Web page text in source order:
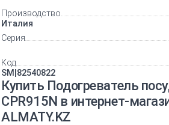
Производство
Италия
Серия
Код
SM|82540822
Купить Подогреватель
CPR915N в интернет-
ALMATY.KZ